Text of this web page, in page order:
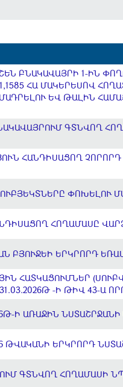
ԲՆԱԿԱՎԱՅՐԻ 1-ԻՆ
ՀԱ ՄԱԿԵՐԵՍՈՎ
ԵՎ ԹԱԼԻՆ
ԳՏՆՎՈՂ
ՀԱՆԴԻՍԱՑՈՂ
ՓՈԽԵԼՈՒ
ՀՈՂԱՄԱՍԸ
ԲՅՈՒՋԵԻ ԵՐԿՐՈՐԴ
ՀԱՏԿԱՑՈՒՄՆԵՐ
-Ի ԹԻՎ 43-Ա
Ի ԱՌԱՋԻՆ
ԹՎԱԿԱՆԻ ԵՐԿՐՈՐԴ
ԳՏՆՎՈՂ ՀՈՂԱՄԱՍԻ